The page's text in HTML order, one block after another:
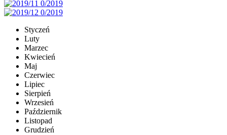
Styczeń
Luty
Marzec
Kwiecień
Maj
Czerwiec
Lipiec
Sierpień
Wrzesień
Październik
Listopad
Grudzień